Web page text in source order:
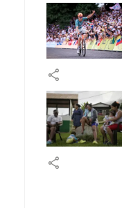
share
share